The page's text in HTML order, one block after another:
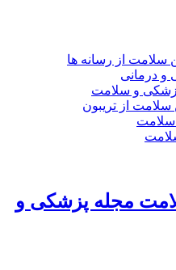
سلامت از رسانه ها
درمانی
و سلامت
سلامت از تریبون
سلامت
مجله پزشکی و